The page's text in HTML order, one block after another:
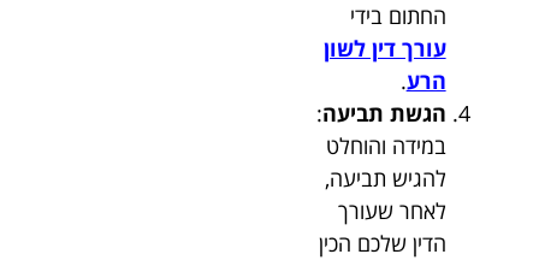
החתום בידי
עורך דין לשון
הרע.
הגשת תביעה:
במידה והוחלט
להגיש תביעה,
לאחר שעורך
הדין שלכם הכין